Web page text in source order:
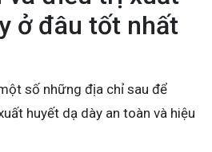
ở đâu tốt nhất
số những địa chỉ sau để
huyết dạ dày an toàn và hiệu